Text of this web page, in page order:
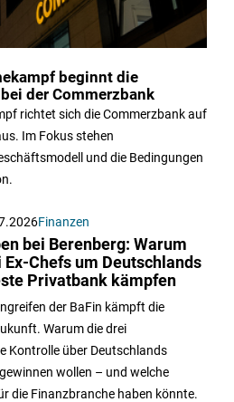
beginnt die
der Commerzbank
richtet sich die Commerzbank auf
Im Fokus stehen
und die Bedingungen
Finanzen
bei Berenberg: Warum
Ex-Chefs um Deutschlands
Privatbank kämpfen
der BaFin kämpft die
Warum die drei
Kontrolle über Deutschlands
wollen – und welche
die Finanzbranche haben könnte.